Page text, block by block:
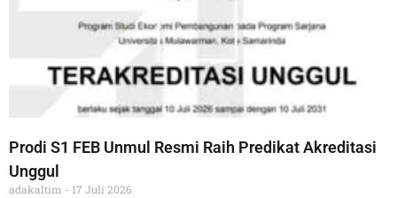
Prodi S1 FEB Unmul Resmi Raih Predikat Akreditasi
Unggul
adakaltim 17 Juli 2026